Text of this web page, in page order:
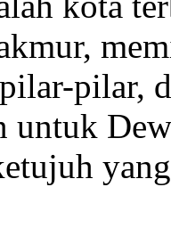
pilar,
untuk